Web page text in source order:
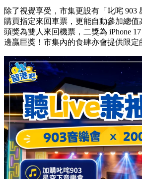
除了視覺享受，市集更設有「叱咤 903
購買指定來回車票，更能自動參加總值
頭獎為雙人來回機票，二獎為 iPhone
邊贏巨獎！市集內的食肆亦會提供限定